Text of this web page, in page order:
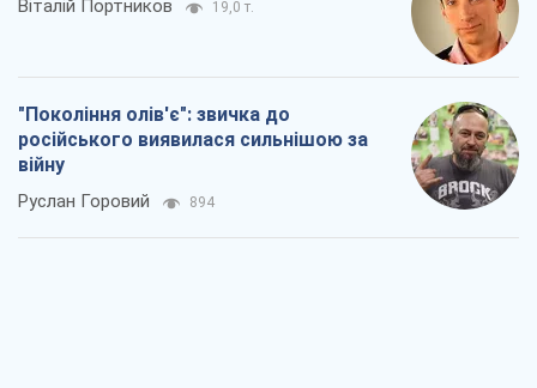
Віталій Портников 19,0 т.
"Покоління олів'є": звичка до
російського виявилася сильнішою за
війну
Руслан Горовий 894